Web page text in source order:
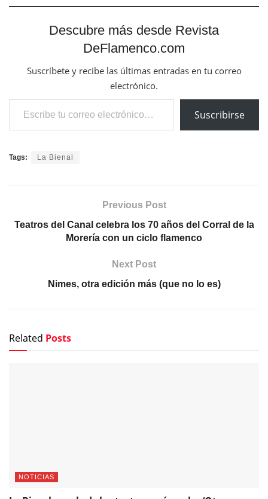
Descubre más desde Revista
DeFlamenco.com
Suscríbete y recibe las últimas entradas en tu correo
electrónico.
Escribe tu correo electrónico…
Suscribirse
Tags: La Bienal
Previous Post
Teatros del Canal celebra los 70 años del Corral de la
Morería con un ciclo flamenco
Next Post
Nimes, otra edición más (que no lo es)
Related Posts
NOTICIAS